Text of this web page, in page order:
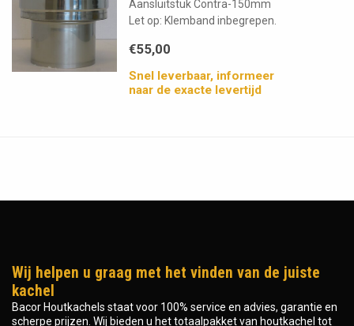
Aansluitstuk Contra-150mm
Let op: Klemband inbegrepen.
€55,00
Snel leverbaar, informeer
naar de exacte levertijd
Wij helpen u graag met het vinden van de juiste
kachel
Bacor Houtkachels staat voor 100% service en advies, garantie en
scherpe prijzen. Wij bieden u het totaalpakket van houtkachel tot